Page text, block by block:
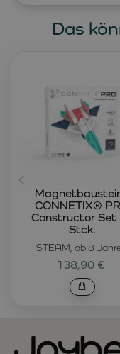
Das
STEAM, ab 8
CONNETIX®
Constructor Set
Stck.
138,90 €